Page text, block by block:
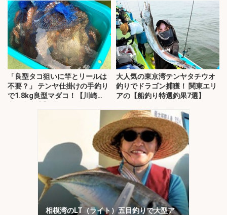
「良型タコ狙いに竿とリールは
不要？」 テンヤ仕掛けの手釣り
で1.8kg良型マダコ！【川崎
大人気の東京湾テンヤタチウオ
釣りでドラゴン捕獲！ 関東エリ
アの【船釣り特選釣果7選】
相模湾のLT（ライト）五目釣りで大型ア